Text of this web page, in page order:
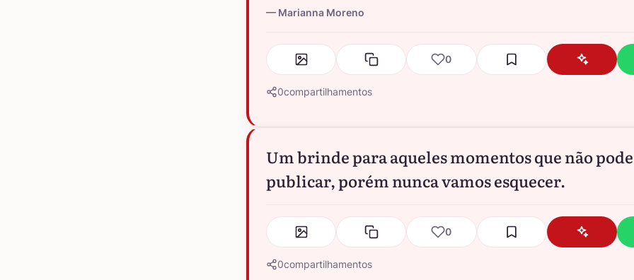
Marianna Moreno
0
0compartilhamentos
Um brinde para aqueles momentos que não
publicar, porém nunca vamos esquecer.
0
0compartilhamentos